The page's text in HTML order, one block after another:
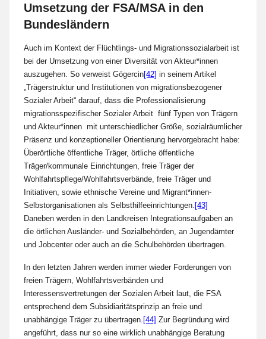
Umsetzung der FSA/MSA in den
Bundesländern
Auch im Kontext der Flüchtlings- und Migrationssozialarbeit ist
bei der Umsetzung von einer Diversität von Akteur*innen
auszugehen. So verweist Gögercin[42] in seinem Artikel
„Trägerstruktur und Institutionen von migrationsbezogener
Sozialer Arbeit“ darauf, dass die Professionalisierung
migrationsspezifischer Sozialer Arbeit fünf Typen von Trägern
und Akteur*innen mit unterschiedlicher Größe, sozialräumlicher
Präsenz und konzeptioneller Orientierung hervorgebracht habe:
Überörtliche öffentliche Träger, örtliche öffentliche
Träger/kommunale Einrichtungen, freie Träger der
Wohlfahrtspflege/Wohlfahrtsverbände, freie Träger und
Initiativen, sowie ethnische Vereine und Migrant*innen-
Selbstorganisationen als Selbsthilfeeinrichtungen. [43]
Daneben werden in den Landkreisen Integrationsaufgaben an
die örtlichen Ausländer- und Sozialbehörden, an Jugendämter
und Jobcenter oder auch an die Schulbehörden übertragen.
In den letzten Jahren werden immer wieder Forderungen von
freien Trägern, Wohlfahrtsverbänden und
Interessensvertretungen der Sozialen Arbeit laut, die FSA
entsprechend dem Subsidiaritätsprinzip an freie und
unabhängige Träger zu übertragen. [44] Zur Begründung wird
angeführt, dass nur so eine wirklich unabhängige Beratung